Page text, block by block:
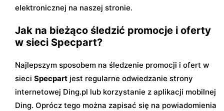
elektronicznej na naszej stronie.
Jak na bieżąco śledzić promocje i oferty
w sieci Specpart?
Najlepszym sposobem na śledzenie promocji i ofert w
sieci Specpart jest regularne odwiedzanie strony
internetowej Ding.pl lub korzystanie z aplikacji mobilnej
Ding. Oprócz tego można zapisać się na powiadomienia